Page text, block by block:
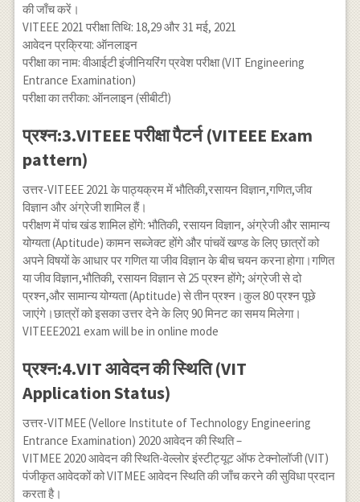
की जाँच करें।
VITEEE 2021 परीक्षा तिथि: 18,29 और 31 मई, 2021
आवेदन प्रक्रिया: ऑनलाइन
परीक्षा का नाम: वीआईटी इंजीनियरिंग प्रवेश परीक्षा (VIT Engineering
Entrance Examination)
परीक्षा का तरीका: ऑनलाइन (सीबीटी)
प्रश्न:3.VITEEE परीक्षा पैटर्न (VITEEE Exam
pattern)
उत्तर-VITEEE 2021 के पाठ्यक्रम में भौतिकी,रसायन विज्ञान,गणित,जीव
विज्ञान और अंग्रेजी शामिल हैं।
परीक्षण में पांच खंड शामिल होंगे: भौतिकी, रसायन विज्ञान, अंग्रेजी और सामान्य
योग्यता (Aptitude) कामन सब्जेक्ट होंगे और पांचवें खण्ड के लिए छात्रों को
अपने विषयों के आधार पर गणित या जीव विज्ञान के बीच चयन करना होगा।गणित
या जीव विज्ञान,भौतिकी, रसायन विज्ञान से 25 प्रश्न होंगे; अंग्रेजी से दो
प्रश्न,और सामान्य योग्यता (Aptitude) से तीन प्रश्न।कुल 80 प्रश्न पूछे
जाएंगे।छात्रों को इसका उत्तर देने के लिए 90 मिनट का समय मिलेगा।
VITEEE2021 exam will be in online mode
प्रश्न:4.VIT आवेदन की स्थिति (VIT
Application Status)
उत्तर-VITMEE (Vellore Institute of Technology Engineering
Entrance Examination) 2020 आवेदन की स्थिति –
VITMEE 2020 आवेदन की स्थिति-वेल्लोर इंस्टीट्यूट ऑफ टेक्नोलॉजी (VIT)
पंजीकृत आवेदकों को VITMEE आवेदन स्थिति की जाँच करने की सुविधा प्रदान
करता है।